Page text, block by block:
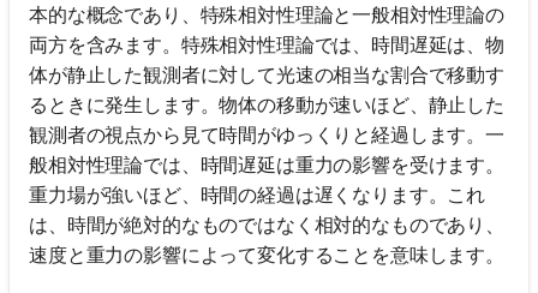
本的な概念であり、特殊相対性理論と一般相対性理論の
両方を含みます。特殊相対性理論では、時間遅延は、物
体が静止した観測者に対して光速の相当な割合で移動す
るときに発生します。物体の移動が速いほど、静止した
観測者の視点から見て時間がゆっくりと経過します。一
般相対性理論では、時間遅延は重力の影響を受けます。
重力場が強いほど、時間の経過は遅くなります。これ
は、時間が絶対的なものではなく相対的なものであり、
速度と重力の影響によって変化することを意味します。